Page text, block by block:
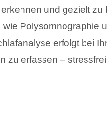
und gezielt zu
Polysomnographie
erfolgt bei
zu erfassen –